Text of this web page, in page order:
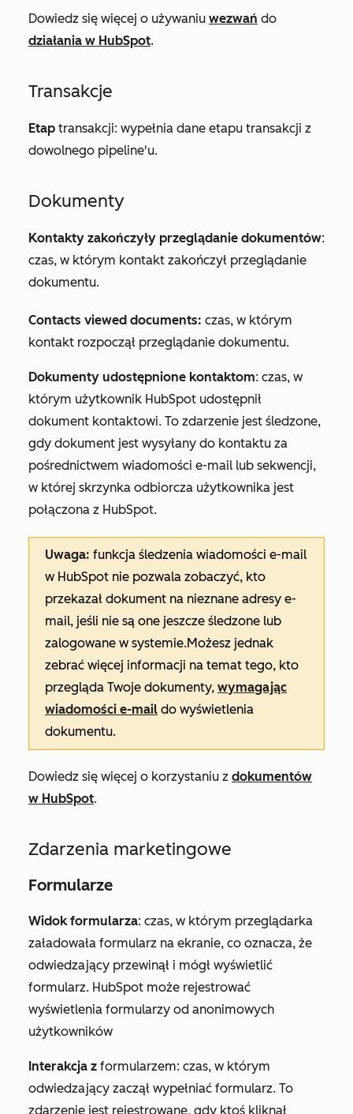
Dowiedz się więcej o używaniu wezwań do
działania w HubSpot.
Transakcje
Etap transakcji: wypełnia dane etapu transakcji z
dowolnego pipeline'u.
Dokumenty
Kontakty zakończyły przeglądanie dokumentów:
czas, w którym kontakt zakończył przeglądanie
dokumentu.
Contacts viewed documents: czas, w którym
kontakt rozpoczął przeglądanie dokumentu.
Dokumenty udostępnione kontaktom: czas, w
którym użytkownik HubSpot udostępnił
dokument kontaktowi. To zdarzenie jest śledzone,
gdy dokument jest wysyłany do kontaktu za
pośrednictwem wiadomości e-mail lub sekwencji,
w której skrzynka odbiorcza użytkownika jest
połączona z HubSpot.
Uwaga: funkcja śledzenia wiadomości e-mail
w HubSpot nie pozwala zobaczyć, kto
przekazał dokument na nieznane adresy e-
mail, jeśli nie są one jeszcze śledzone lub
zalogowane w systemie.Możesz jednak
zebrać więcej informacji na temat tego, kto
przegląda Twoje dokumenty, wymagając
wiadomości e-mail do wyświetlenia
dokumentu.
Dowiedz się więcej o korzystaniu z dokumentów
w HubSpot.
Zdarzenia marketingowe
Formularze
Widok formularza: czas, w którym przeglądarka
załadowała formularz na ekranie, co oznacza, że
odwiedzający przewinął i mógł wyświetlić
formularz. HubSpot może rejestrować
wyświetlenia formularzy od anonimowych
użytkowników
Interakcja z formularzem: czas, w którym
odwiedzający zaczął wypełniać formularz. To
zdarzenie jest rejestrowane, gdy ktoś kliknął